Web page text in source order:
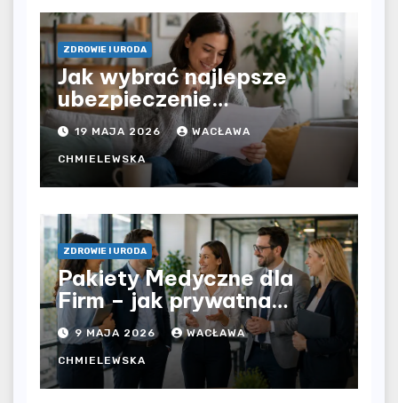
ZDROWIE I URODA
Jak wybrać najlepsze
ubezpieczenie
komunikacyjne i uniknąć
kosztownych błędów?
19 MAJA 2026 WACŁAWA
CHMIELEWSKA
ZDROWIE I URODA
Pakiety Medyczne dla
Firm – jak prywatna
opieka zdrowotna
wpływa na jakość
współpracy w
organizacji?
9 MAJA 2026 WACŁAWA
CHMIELEWSKA